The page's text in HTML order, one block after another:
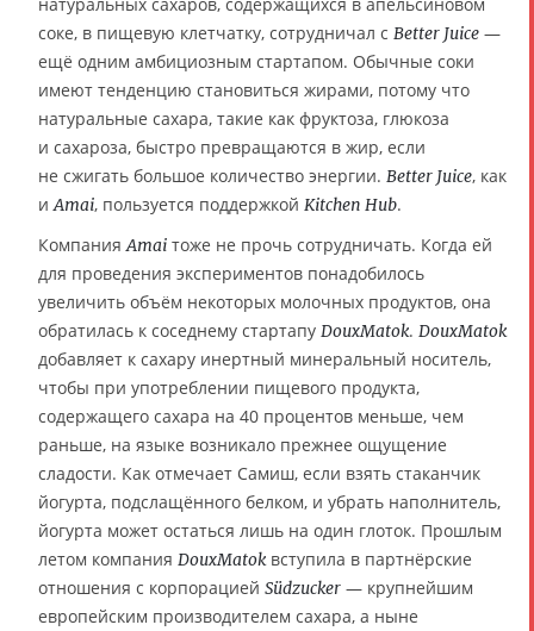
соке, в пищевую клетчатку, сотрудничал с Better Juice —
ещё одним амбициозным стартапом. Обычные соки
имеют тенденцию становиться жирами, потому что
натуральные сахара, такие как фруктоза, глюкоза
и сахароза, быстро превращаются в жир, если
не сжигать большое количество энергии. Better Juice, как
и Amai, пользуется поддержкой Kitchen Hub.
Компания Amai тоже не прочь сотрудничать. Когда ей
для проведения экспериментов понадобилось
увеличить объём некоторых молочных продуктов, она
обратилась к соседнему стартапу DouxMatok. DouxMatok
добавляет к сахару инертный минеральный носитель,
чтобы при употреблении пищевого продукта,
содержащего сахара на 40 процентов меньше, чем
раньше, на языке возникало прежнее ощущение
сладости. Как отмечает Самиш, если взять стаканчик
йогурта, подслащённого белком, и убрать наполнитель,
йогурта может остаться лишь на один глоток. Прошлым
летом компания DouxMatok вступила в партнёрские
отношения с корпорацией Südzucker — крупнейшим
европейским производителем сахара, а ныне